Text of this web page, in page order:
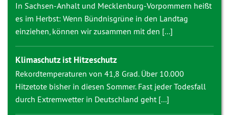
In Sachsen-Anhalt und Mecklenburg-Vorpommern heißt
es im Herbst: Wenn Bündnisgrüne in den Landtag
einziehen, können wir zusammen mit den [...]
Klimaschutz ist Hitzeschutz
Rekordtemperaturen von 41,8 Grad. Über 10.000
Hitzetote bisher in diesen Sommer. Fast jeder Todesfall
durch Extremwetter in Deutschland geht [...]